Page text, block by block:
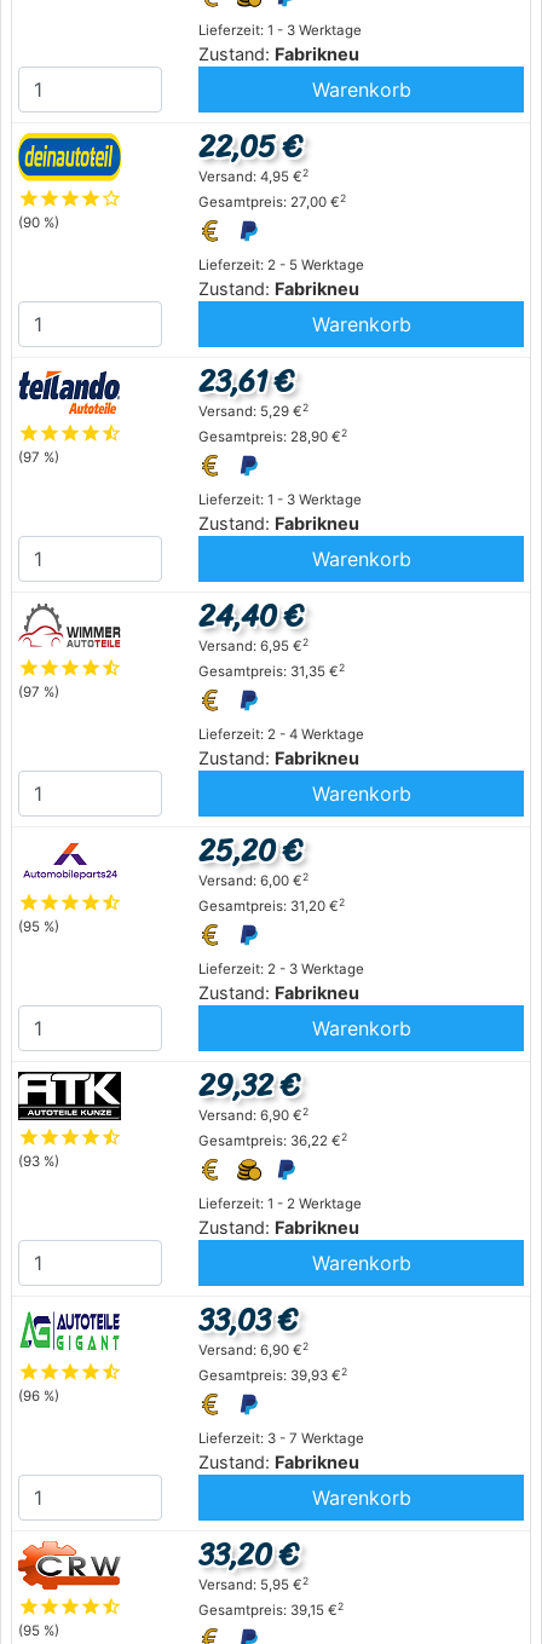
Lieferzeit: 1 - 3 Werktage
Zustand: Fabrikneu
Warenkorb
starstarstarstarstar_outline
(90 %)
Lieferzeit: 2 - 5 Werktage
Zustand: Fabrikneu
22,05 €
Versand: 4,95 €2
Gesamtpreis: 27,00 €2
Warenkorb
starstarstarstarstar_half
(97 %)
Lieferzeit: 1 - 3 Werktage
Zustand: Fabrikneu
23,61 €
Versand: 5,29 €2
Gesamtpreis: 28,90 €2
Warenkorb
starstarstarstarstar_half
(97 %)
Lieferzeit: 2 - 4 Werktage
Zustand: Fabrikneu
24,40 €
Versand: 6,95 €2
Gesamtpreis: 31,35 €2
Warenkorb
starstarstarstarstar_half
(95 %)
Lieferzeit: 2 - 3 Werktage
Zustand: Fabrikneu
25,20 €
Versand: 6,00 €2
Gesamtpreis: 31,20 €2
Warenkorb
starstarstarstarstar_half
(93 %)
Lieferzeit: 1 - 2 Werktage
Zustand: Fabrikneu
29,32 €
Versand: 6,90 €2
Gesamtpreis: 36,22 €2
Warenkorb
starstarstarstarstar_half
(96 %)
Lieferzeit: 3 - 7 Werktage
Zustand: Fabrikneu
33,03 €
Versand: 6,90 €2
Gesamtpreis: 39,93 €2
Warenkorb
starstarstarstarstar_half
(95 %)
33,20 €
Versand: 5,95 €2
Gesamtpreis: 39,15 €2